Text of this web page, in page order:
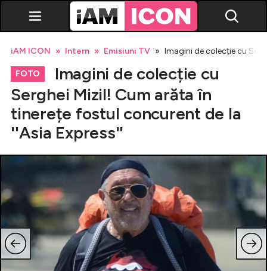
Evenimente
Emisiuni TV
Horoscop
Lifestyle
iAM ICON Intern Emisiuni TV Imagini de colecție cu
FOTO
Imagini de colecție cu
Serghei Mizil! Cum arăta în
tinerețe fostul concurent de la
''Asia Express''